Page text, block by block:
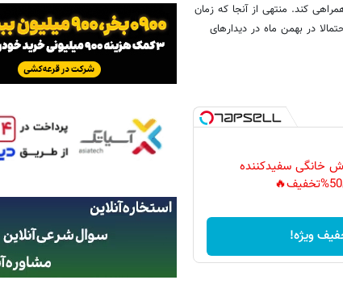
کند. منتهی از آنجا که زمان
در بهمن ماه در دیدارهای
خانگی سفیدکننده
ویژه!